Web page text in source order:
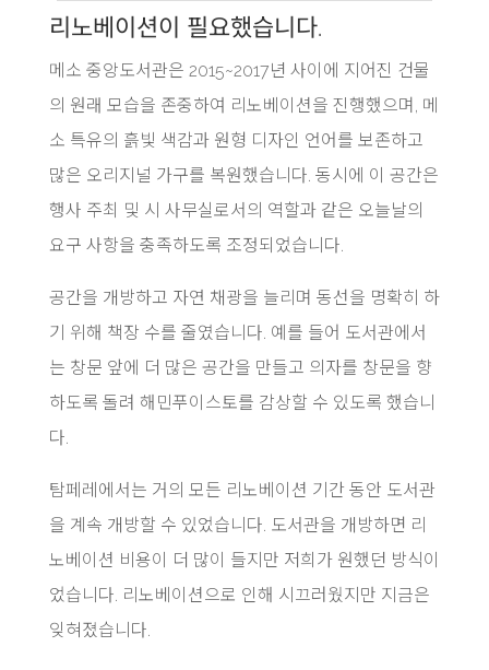
리노베이션이 필요했습니다.
메소 중앙도서관은 2015~2017년 사이에 지어진 건물
의 원래 모습을 존중하여 리노베이션을 진행했으며, 메
소 특유의 흙빛 색감과 원형 디자인 언어를 보존하고
많은 오리지널 가구를 복원했습니다. 동시에 이 공간은
행사 주최 및 시 사무실로서의 역할과 같은 오늘날의
요구 사항을 충족하도록 조정되었습니다.
공간을 개방하고 자연 채광을 늘리며 동선을 명확히 하
기 위해 책장 수를 줄였습니다. 예를 들어 도서관에서
는 창문 앞에 더 많은 공간을 만들고 의자를 창문을 향
하도록 돌려 해민푸이스토를 감상할 수 있도록 했습니
다.
탐페레에서는 거의 모든 리노베이션 기간 동안 도서관
을 계속 개방할 수 있었습니다. 도서관을 개방하면 리
노베이션 비용이 더 많이 들지만 저희가 원했던 방식이
었습니다. 리노베이션으로 인해 시끄러웠지만 지금은
잊혀졌습니다.